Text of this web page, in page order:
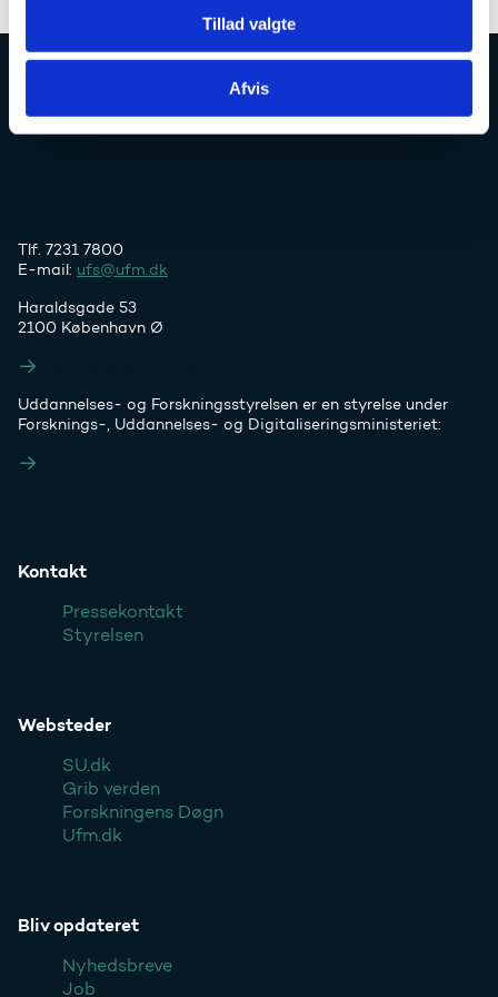
Tillad valgte
Afvis
Tlf. 7231 7800
E-mail: ufs@ufm.dk
Haraldsgade 53
2100 København Ø
Uddannelses- og Forskningsstyrelsen er en styrelse under
Forsknings-, Uddannelses- og Digitaliseringsministeriet:
Kontakt
Pressekontakt
Styrelsen
Websteder
SU.dk
Grib verden
Forskningens Døgn
Ufm.dk
Bliv opdateret
Nyhedsbreve
Job